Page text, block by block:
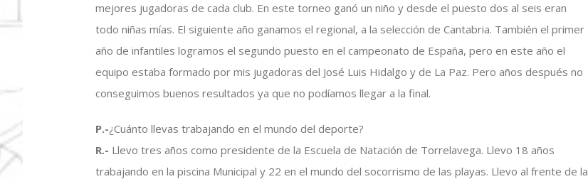
mejores jugadoras de cada club. En este torneo ganó un niño y desde el puesto dos al seis eran
todo niñas mías. El siguiente año ganamos el regional, a la selección de Cantabria. También el primer
año de infantiles logramos el segundo puesto en el campeonato de España, pero en este año el
equipo estaba formado por mis jugadoras del José Luis Hidalgo y de La Paz. Pero años después no
conseguimos buenos resultados ya que no podíamos llegar a la final.
P.-¿Cuánto llevas trabajando en el mundo del deporte?
R.- Llevo tres años como presidente de la Escuela de Natación de Torrelavega. Llevo 18 años
trabajando en la piscina Municipal y 22 en el mundo del socorrismo de las playas. Llevo al frente de la